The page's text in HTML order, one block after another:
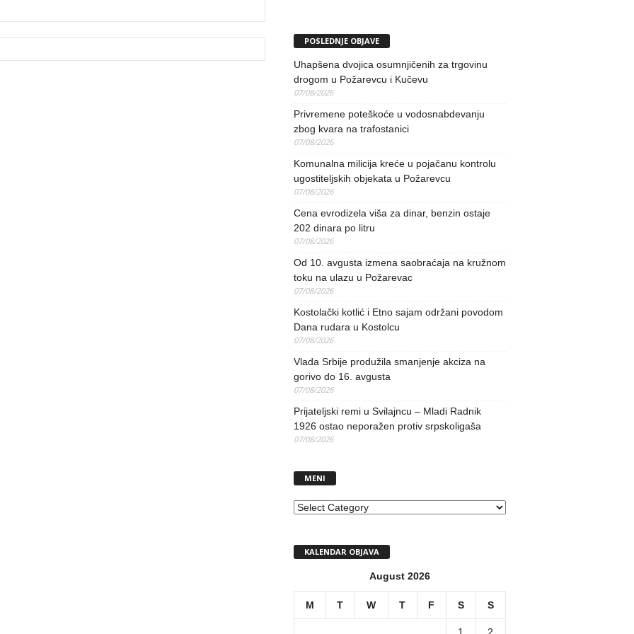
POSLEDNJE OBJAVE
Uhapšena dvojica osumnjičenih za trgovinu
drogom u Požarevcu i Kučevu
07/08/2026
Privremene poteškoće u vodosnabdevanju
zbog kvara na trafostanici
07/08/2026
Komunalna milicija kreće u pojačanu kontrolu
ugostiteljskih objekata u Požarevcu
07/08/2026
Cena evrodizela viša za dinar, benzin ostaje
202 dinara po litru
07/08/2026
Od 10. avgusta izmena saobraćaja na kružnom
toku na ulazu u Požarevac
07/08/2026
Kostolački kotlić i Etno sajam održani povodom
Dana rudara u Kostolcu
07/08/2026
Vlada Srbije produžila smanjenje akciza na
gorivo do 16. avgusta
07/08/2026
Prijateljski remi u Svilajncu – Mladi Radnik
1926 ostao neporažen protiv srpskoligaša
07/08/2026
MENI
MENI
KALENDAR OBJAVA
August 2026
M T W T F S S
1 2